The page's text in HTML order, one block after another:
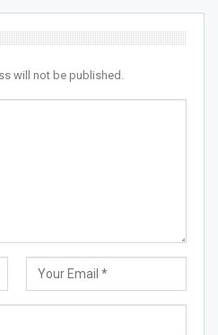
will not be published.